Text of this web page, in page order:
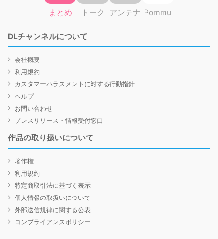
まとめ トーク アンテナ Pommu
DLチャンネルについて
会社概要
利用規約
カスタマーハラスメントに対する行動指針
ヘルプ
お問い合わせ
プレスリリース・情報受付窓口
作品の取り扱いについて
著作権
利用規約
特定商取引法に基づく表示
個人情報の取扱いについて
外部送信規律に関する公表
コンプライアンスポリシー